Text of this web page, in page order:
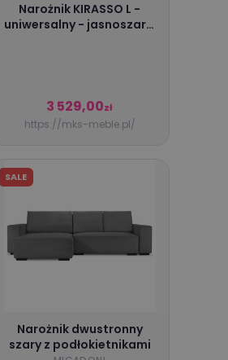
Narożnik KIRASSO L -
uniwersalny - jasnoszary,
3 529,00zł
https://mks-meble.pl/
SALE
Narożnik dwustronny
szary z podłokietnikami